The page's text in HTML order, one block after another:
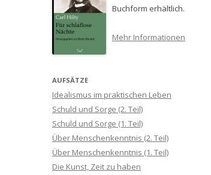
Buchform erhältlich.
Mehr Informationen
AUFSÄTZE
Idealismus im praktischen Leben
Schuld und Sorge (2. Teil)
Schuld und Sorge (1. Teil)
Über Menschenkenntnis (2. Teil)
Über Menschenkenntnis (1. Teil)
Die Kunst, Zeit zu haben